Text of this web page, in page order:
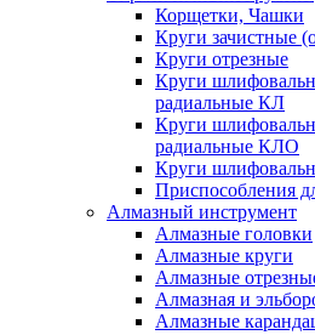
Корщетки, Чашки
Круги зачистные
Круги отрезные
Круги
радиальные КЛ
Круги
радиальные КЛО
Круги
Приспособления
Алмазный инструмент
Алмазные головки
Алмазные круги
Алмазные
Алмазная и
Алмазные